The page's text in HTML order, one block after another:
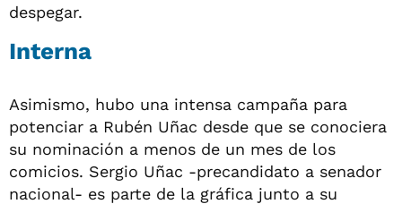
despegar.
Interna
Asimismo, hubo una intensa campaña para
potenciar a Rubén Uñac desde que se conociera
su nominación a menos de un mes de los
comicios. Sergio Uñac -precandidato a senador
nacional- es parte de la gráfica junto a su